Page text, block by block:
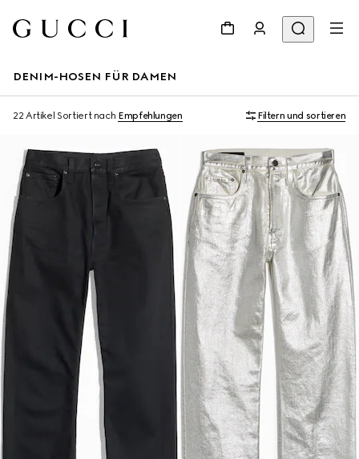
DENIM-HOSEN FÜR DAMEN
22 Artikel Sortiert nach Empfehlungen Filtern und sortieren